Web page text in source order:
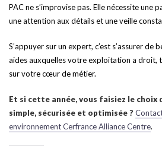
PAC ne s’improvise pas. Elle nécessite une
une attention aux détails et une veille
S’appuyer sur un expert, c’est s’assurer de
aides auxquelles votre exploitation a droit,
sur votre cœur de métier.
Et si cette année, vous faisiez le choix
simple, sécurisée et optimisée ?
environnement Cerfrance Alliance Centre.